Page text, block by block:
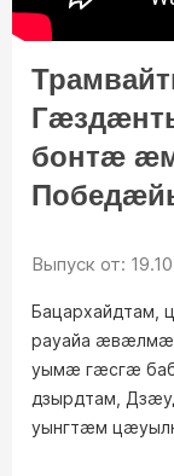
ТВ ПРОГРАММА
бонтӕ
Выпуск от:
рауайа
уымӕ гӕсгӕ
дзырдтам,
уынгтӕм